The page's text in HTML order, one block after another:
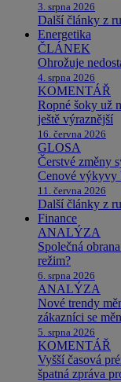
3. srpna 2026
Další články z
Energetika
ČLÁNEK
Ohrožuje
4. srpna 2026
KOMENTÁŘ
Ropné šoky už
ještě výraznější
16. června 2026
GLOSA
Čerstvé změny
Cenové výkyvy
11. června 2026
Další články z
Finance
ANALÝZA
Společná
režim?
6. srpna 2026
ANALÝZA
Nové trendy
zákazníci se
5. srpna 2026
KOMENTÁŘ
Vyšší časová
špatná zpráva